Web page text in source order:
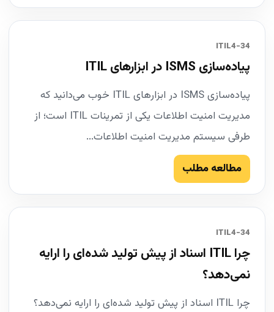
34-ITIL4
پیاده‌سازی ISMS در ابزارهای ITIL
پیاده‌سازی ISMS در ابزارهای ITIL خوب می‌دانید که
مدیریت امنیت اطلاعات یکی از تمرینات ITIL است؛ از
طرفی سیستم مدیریت امنیت اطلاعات...
مطالعه مطلب
34-ITIL4
چرا ITIL اسناد از پیش تولید شده‌ای را ارایه
نمی‌دهد؟
چرا ITIL اسناد از پیش تولید شده‌ای را ارایه نمی‌دهد؟